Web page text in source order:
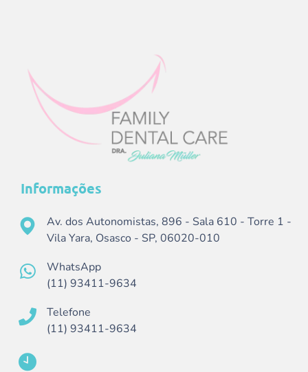
Informações
Av. dos Autonomistas, 896 - Sala 610 - Torre 1 -
Vila Yara, Osasco - SP, 06020-010
WhatsApp
(11) 93411-9634
Telefone
(11) 93411-9634